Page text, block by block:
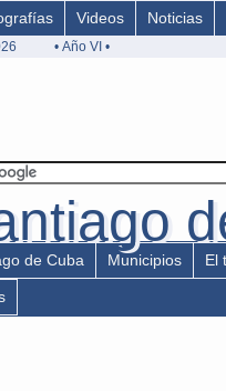
Videos Noticias
• Año VI •
de Cuba Municipios El